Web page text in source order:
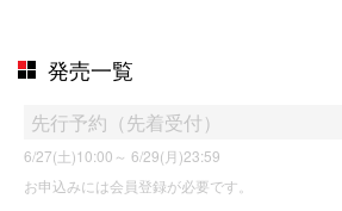
発売一覧
先行予約（先着受付）
6/27(土)10:00～ 6/29(月)23:59
お申込みには会員登録が必要です。